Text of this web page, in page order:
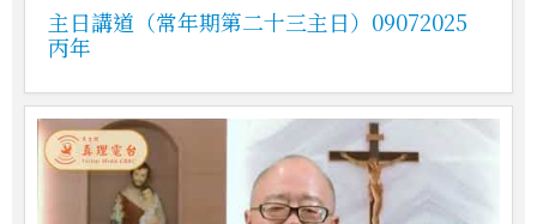
主日講道（常年期第二十三主日）09072025
丙年